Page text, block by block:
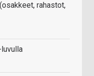
rahastot,